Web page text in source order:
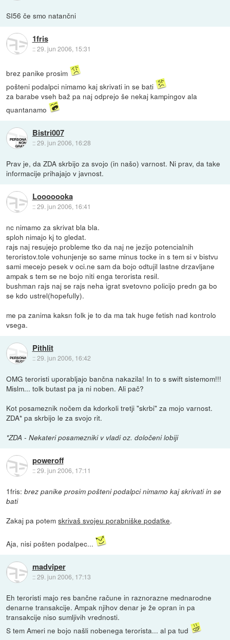
SI56 če smo natančni
1fris
::29. jun 2006, 15:31
brez panike prosim
pošteni podalpci nimamo kaj skrivati in se bati
za barabe vseh baž pa naj odprejo še nekaj kampingov ala
quantanamo
Bistri007
::29. jun 2006, 16:28
Prav je, da ZDA skrbijo za svojo (in našo) varnost. Ni prav, da take
informacije prihajajo v javnost.
Looooooka
::29. jun 2006, 16:41
nc nimamo za skrivat bla bla.
sploh nimajo kj to gledat.
rajs naj resujejo probleme tko da naj ne jezijo potencialnih
teroristov.tole vohunjenje so same minus tocke in s tem si v bistvu
sami mecejo pesek v oci.ne sam da bojo odtujil lastne drzavljane
ampak s tem se ne bojo niti enga terorista resil.
bushman rajs naj se rajs neha igrat svetovno policijo predn ga bo
se kdo ustrel(hopefully).
me pa zanima kaksn folk je to da ma tak huge fetish nad kontrolo
vsega.
Pithlit
::29. jun 2006, 16:42
OMG teroristi uporabljajo bančna nakazila! In to s swift sistemom!!!
Mislm... tolk butast pa ja ni noben. Ali pač?
Kot posameznik nočem da kdorkoli tretji "skrbi" za mojo varnost.
ZDA* pa skrbijo le za svojo rit.
*ZDA - Nekateri posamezniki v vladi oz. določeni lobiji
poweroff
::29. jun 2006, 17:11
1fris:brez panike prosim pošteni podalpci nimamo kaj skrivati in se
bati
Zakaj pa potemskrivaš svojeu porabniške podatke.
Aja, nisi pošten podalpec...
madviper
::29. jun 2006, 17:13
Eh teroristi majo res bančne račune in raznorazne mednarodne
denarne transakcije. Ampak njihov denar je že opran in pa
transakcije niso sumljivih vrednosti.
S tem Ameri ne bojo našli nobenega terorista... al pa tud